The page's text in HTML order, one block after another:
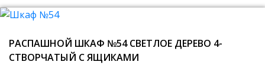
РАСПАШНОЙ ШКАФ №54 СВЕТЛОЕ ДЕРЕВО 4-
СТВОРЧАТЫЙ С ЯЩИКАМИ